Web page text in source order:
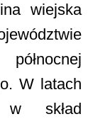
wiejska
W latach
w skład